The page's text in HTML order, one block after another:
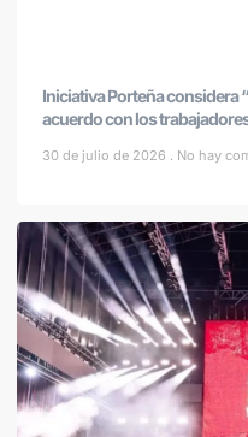
Iniciativa Porteña considera
acuerdo con los
30 de julio de 2026 No hay